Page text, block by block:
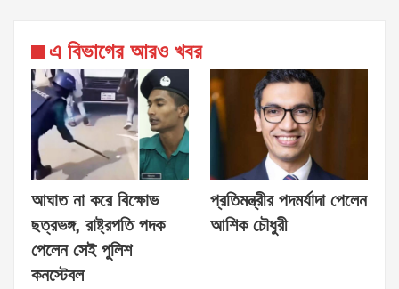
এ বিভাগের আরও খবর
আঘাত না করে বিক্ষোভ
ছত্রভঙ্গ, রাষ্ট্রপতি পদক
পেলেন সেই পুলিশ
কনস্টেবল
প্রতিমন্ত্রীর পদমর্যাদা পেলেন
আশিক চৌধুরী